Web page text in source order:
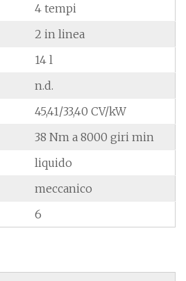
4 tempi
2 in linea
14 l
n.d.
45,41/33,40 CV/kW
38 Nm a 8000 giri min
liquido
meccanico
6